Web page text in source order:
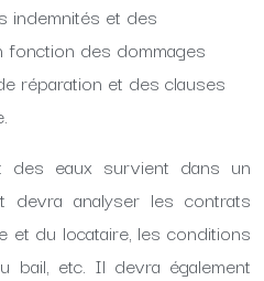
indemnités et des
fonction des dommages
réparation et des clauses
des eaux survient dans un
devra analyser les contrats
et du locataire, les conditions
bail, etc. Il devra également